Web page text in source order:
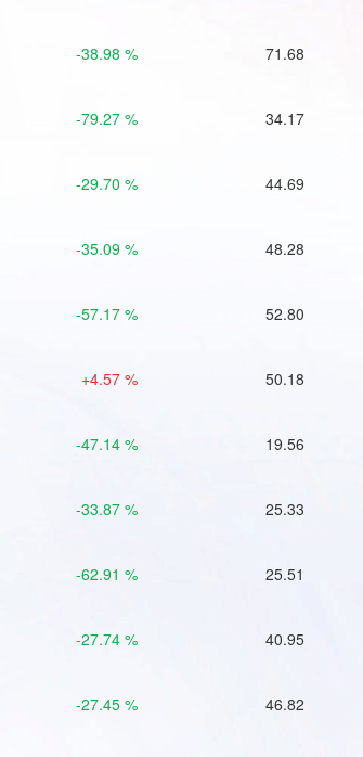
-38.98 % 71.68
-79.27 % 34.17
-29.70 % 44.69
-35.09 % 48.28
-57.17 % 52.80
+4.57 % 50.18
-47.14 % 19.56
-33.87 % 25.33
-62.91 % 25.51
-27.74 % 40.95
-27.45 % 46.82